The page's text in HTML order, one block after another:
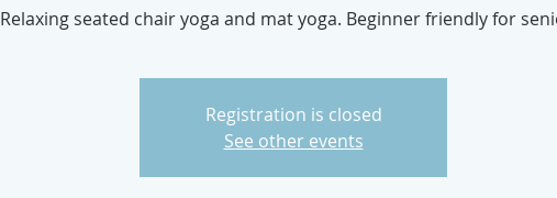
Relaxing seated chair yoga and mat yoga. Beginner friendly for
Registration is closed
See other events